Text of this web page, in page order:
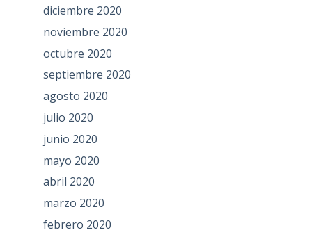
diciembre 2020
noviembre 2020
octubre 2020
septiembre 2020
agosto 2020
julio 2020
junio 2020
mayo 2020
abril 2020
marzo 2020
febrero 2020